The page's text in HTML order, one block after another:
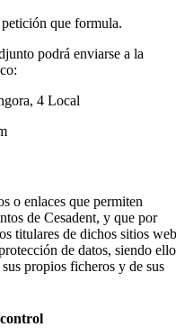
que formula.
podrá enviarse a la
4 Local
o enlaces que permiten
de Cesadent, y que por
titulares de dichos sitios web
de datos, siendo
propios ficheros y de sus